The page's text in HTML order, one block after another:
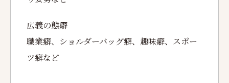
広義の態癖
職業癖、ショルダーバッグ癖、趣味癖、スポー
ツ癖など